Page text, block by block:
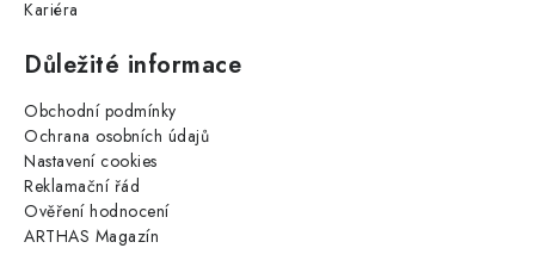
Kariéra
Důležité informace
Obchodní podmínky
Ochrana osobních údajů
Nastavení cookies
Reklamační řád
Ověření hodnocení
ARTHAS Magazín